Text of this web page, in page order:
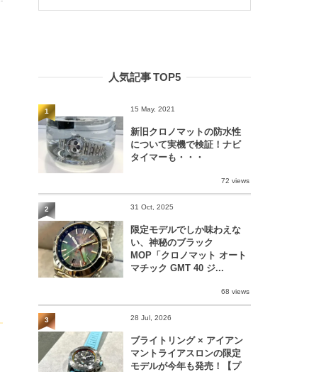
人気記事 TOP5
15 May, 2021
新旧クロノマットの防水性
について実機で検証！ナビ
タイマーも・・・
72 views
1
31 Oct, 2025
限定モデルでしか味わえな
い、神秘のブラック
MOP「クロノマット オート
マチック GMT 40 ジ...
68 views
2
28 Jul, 2026
ブライトリング × アイアン
マントライアスロンの限定
モデルが今年も発売！【プ
3